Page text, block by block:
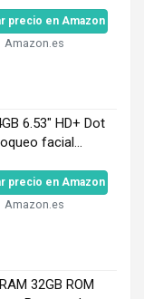
precio en Amazon
Amazon.es
6.53" HD+ Dot
facial...
precio en Amazon
Amazon.es
32GB ROM